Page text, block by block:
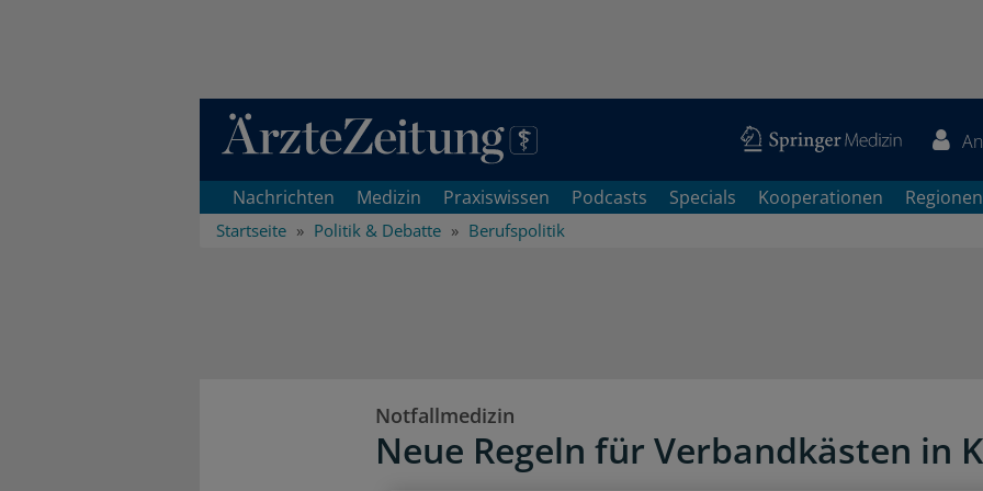
Direkt zum Inhaltsbereich
Nachrichten Medizin Praxiswissen Podcasts Specials Kooperationen Regionen
Startseite Politik & Debatte Berufspolitik
Notfallmedizin
Neue Regeln für Verbandkästen in